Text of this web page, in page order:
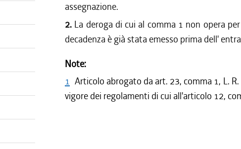
assegnazione.
2. La deroga di cui al comma 1 non opera
decadenza è già stata emesso prima dell'
Note:
1 Articolo abrogato da art. 23, comma 1, L.
vigore dei regolamenti di cui all'articolo 12,